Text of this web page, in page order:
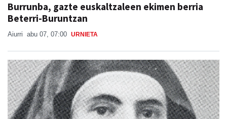
Burrunba, gazte euskaltzaleen ekimen berria
Beterri-Buruntzan
Aiurri abu 07, 07:00 URNIETA